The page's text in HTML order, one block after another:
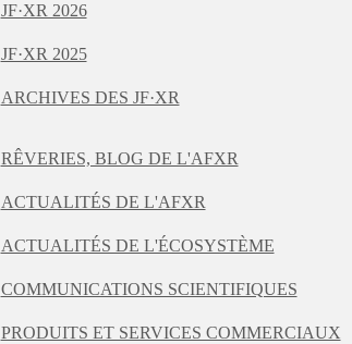
JF·XR 2026
JF·XR 2025
ARCHIVES DES JF·XR
RÊVERIES, BLOG DE L'AFXR
ACTUALITÉS DE L'AFXR
ACTUALITÉS DE L'ÉCOSYSTÈME
COMMUNICATIONS SCIENTIFIQUES
PRODUITS ET SERVICES COMMERCIAUX